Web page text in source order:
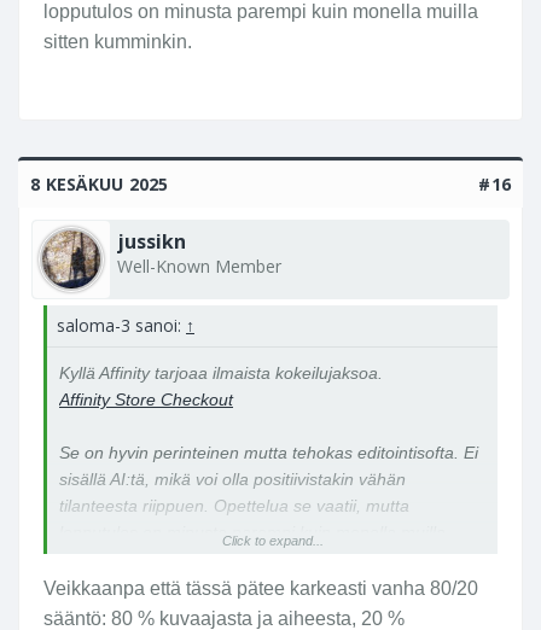
lopputulos on minusta parempi kuin monella muilla
sitten kumminkin.
8 KESÄKUU 2025 #16
jussikn
Well-Known Member
saloma-3 sanoi: ↑
Kyllä Affinity tarjoaa ilmaista kokeilujaksoa.
Affinity Store Checkout
Se on hyvin perinteinen mutta tehokas editointisofta. Ei
sisällä AI:tä, mikä voi olla positiivistakin vähän
tilanteesta riippuen. Opettelua se vaatii, mutta
lopputulos on minusta parempi kuin monella muilla
Click to expand...
Veikkaanpa että tässä pätee karkeasti vanha 80/20
sääntö: 80 % kuvaajasta ja aiheesta, 20 %